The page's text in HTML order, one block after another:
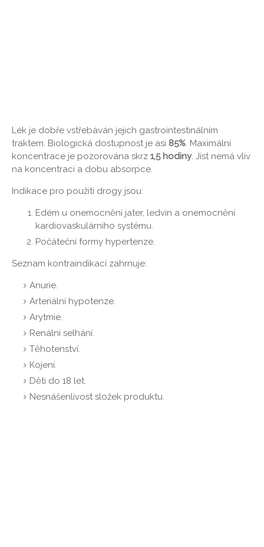
Lék je dobře vstřebáván jejich gastrointestinálním
traktem. Biologická dostupnost je asi 85%. Maximální
koncentrace je pozorována skrz 1,5 hodiny. Jíst nemá vliv
na koncentraci a dobu absorpce.
Indikace pro použití drogy jsou:
Edém u onemocnění jater, ledvin a onemocnění
kardiovaskulárního systému.
Počáteční formy hypertenze.
Seznam kontraindikací zahrnuje:
Anurie.
Arteriální hypotenze.
Arytmie.
Renální selhání.
Těhotenství.
Kojení.
Děti do 18 let.
Nesnášenlivost složek produktu.